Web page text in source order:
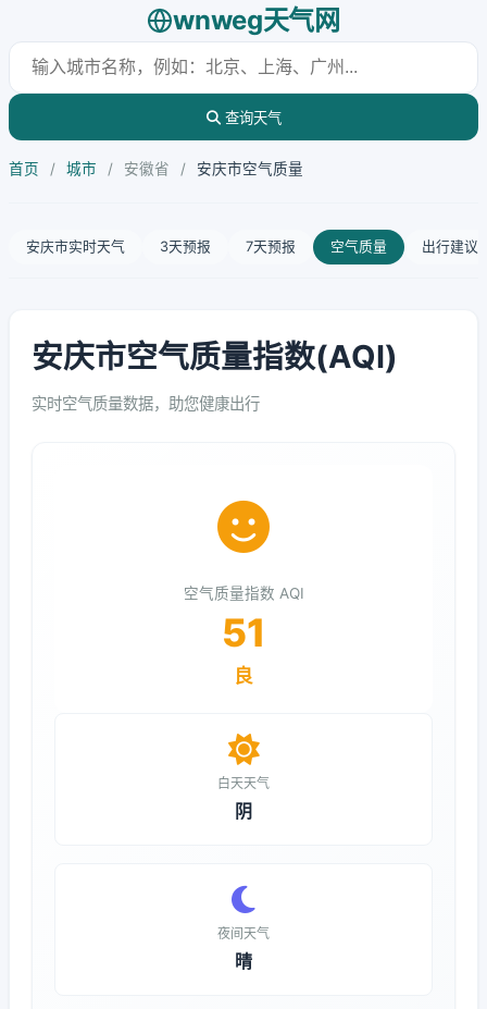
wnweg天气网
查询天气
首页 / 城市 / 安徽省 / 安庆市空气质量
安庆市实时天气 3天预报 7天预报 空气质量 出行建议
安庆市空气质量指数(AQI)
实时空气质量数据，助您健康出行
空气质量指数 AQI
51
良
白天天气
阴
夜间天气
晴